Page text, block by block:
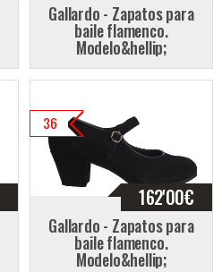
Gallardo - Zapatos para
baile flamenco.
Modelo&hellip;
36
162'00€
Gallardo - Zapatos para
baile flamenco.
Modelo&hellip;